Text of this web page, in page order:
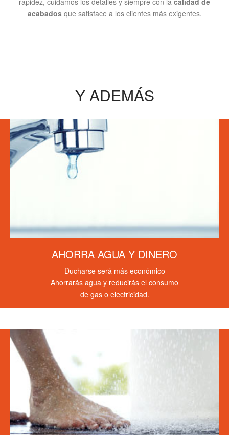
acabados que satisface a los clientes más exigentes.
Y ADEMÁS
AHORRA AGUA Y DINERO
Ducharse será más económico
Ahorrarás agua y reducirás el consumo
de gas o electricidad.